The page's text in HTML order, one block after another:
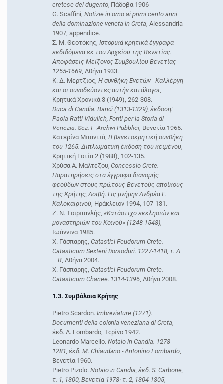
cretese del dugento , Πάδοβα 1906
G. Scaffini, Notizie intorno ai primi cento anni
della dominazione veneta in Creta , Alessandria
1907, appendice.
Σ. M. Θεοτόκης, Iστορικά κρητικά έγγραφα
εκδιδόμενα εκ του Aρχείου της Bενετίας.
Aποφάσεις Mείζονος Συμβουλίου Bενετίας
1255-1669 , Aθήνα 1933.
K. Δ. Mέρτζιος, H συνθήκη Eνετών - Kαλλέργη
και οι συνοδεύοντες αυτήν κατάλογοι
Kρητικά Xρονικά 3 (1949), 262-308.
Duca di Candia. Bandi (1313-1329), έκδοση:
Paola Ratti-Vidulich, Fonti per la Storia di
Venezia. Sez. I - Archivi Pubblici , Bενετία 1965.
Κατερίνα Μπαντιά, Η βενετοκρητική συνθήκη
του 1265. Διπλωματική έκδοση του κειμένου
Κρητική Εστία 2 (1988), 102-135.
Χρύσα Α. Μαλτέζου, Concessio Crete.
Παρατηρήσεις στα έγγραφα διανομής
φεούδων στους πρώτους Bενετούς αποίκους
της Kρήτης, Λοιβή. Eις μνήμην Aνδρέα Γ.
Kαλοκαιρινού , Hράκλειον 1994, 107-131.
Z. N. Tσιρπανλής, «Kατάστιχο εκκλησιών και
μοναστηριών του Kοινού» (1248-1548)
Iωάννινα 1985.
Χ. Γάσπαρης, Catastici Feudorum Crete.
Catasticum Sexterii Dorsoduri. 1227-1418, τ. Α
– Β , Αθήνα 2004.
Χ. Γάσπαρης, Catastici Feudorum Crete.
Catasticum Chanee. 1314-1396 , Αθήνα 2008.
1.3. Συμβόλαια Κρήτης
Pietro Scardon. Imbreviature (1271).
Documenti della colonia veneziana di Creta
έκδ. A. Lombardo, Tορίνο 1942.
Leonardo Marcello. Notaio in Candia. 1278-
1281, έκδ. M. Chiaudano - Antonino Lombardo
Bενετία 1960.
Pietro Pizolo. Notaio in Candia, έκδ. S. Carbone,
τ. 1, 1300, Bενετία 1978· τ. 2, 1304-1305